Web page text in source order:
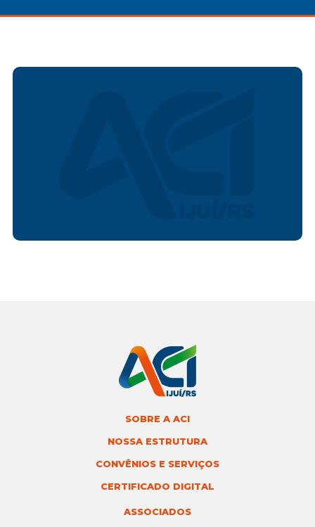
SOBRE A ACI
NOSSA ESTRUTURA
CONVÊNIOS E SERVIÇOS
CERTIFICADO DIGITAL
ASSOCIADOS